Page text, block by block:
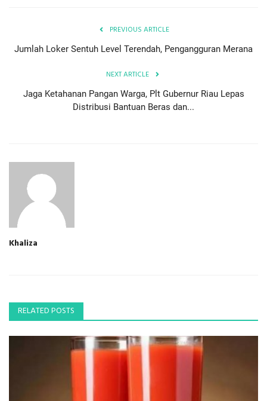
PREVIOUS ARTICLE
Jumlah Loker Sentuh Level Terendah, Pengangguran Merana
NEXT ARTICLE
Jaga Ketahanan Pangan Warga, Plt Gubernur Riau Lepas
Distribusi Bantuan Beras dan...
Khaliza
RELATED POSTS